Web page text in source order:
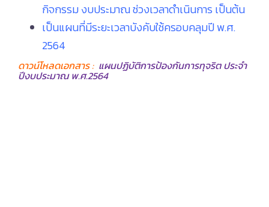
กิจกรรม งบประมาณ ช่วงเวลาดำเนินการ เป็นต้น
เป็นแผนที่มีระยะเวลาบังคับใช้ครอบคลุมปี พ.ศ.
2564
ดาวน์โหลดเอกสาร : แผนปฏิบัติการป้องกันการทุจริต ประจำ
ปีงบประมาณ พ.ศ.2564